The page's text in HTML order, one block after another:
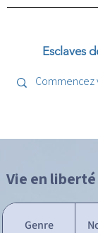
Esclaves
Vie en liberté
Genre